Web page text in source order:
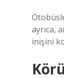
ayrıca,
inişini